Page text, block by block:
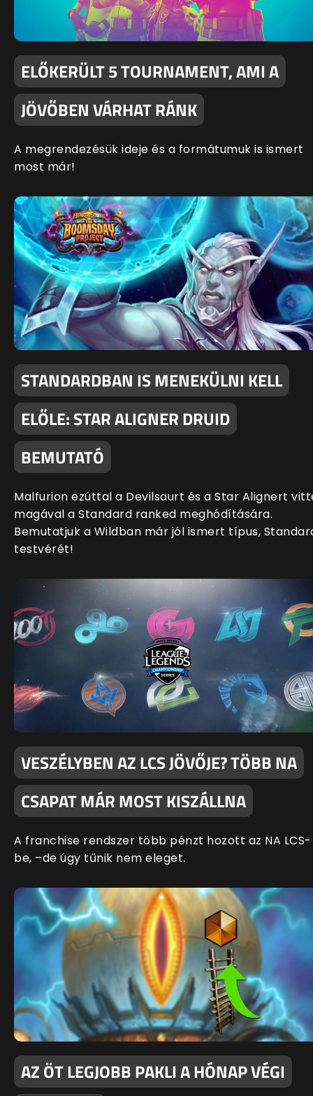
ELŐKERÜLT 5 TOURNAMENT, AMI A
JÖVŐBEN VÁRHAT RÁNK
A megrendezésük ideje és a formátumuk is ismert
most már!
STANDARDBAN IS MENEKÜLNI KELL
ELŐLE: STAR ALIGNER DRUID
BEMUTATÓ
Malfurion ezúttal a Devilsaurt és a Star Alignert
magával a Standard ranked meghódítására.
Bemutatjuk a Wildban már jól ismert típus,
testvérét!
VESZÉLYBEN AZ LCS JÖVŐJE? TÖBB NA
CSAPAT MÁR MOST KISZÁLLNA
A franchise rendszer több pénzt hozott az NA LCS-
be, –de úgy tűnik nem eleget.
AZ ÖT LEGJOBB PAKLI A HÓNAP VÉGI